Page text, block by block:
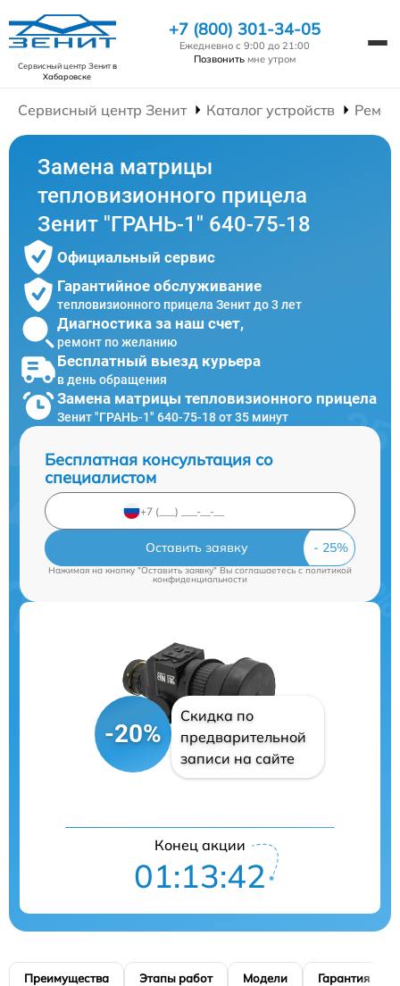
Сервисный центр Зенитв
Хабаровске
+7 (800) 301-34-05
Ежедневно с 9:00 до 21:00
Позвонить мне утром
Сервисный центр Зенит Каталог устройств
Замена матрицы
тепловизионного прицела
Зенит "ГРАНЬ-1" 640-75-18
Официальный сервис
Гарантийное обслуживание
тепловизионного прицела Зенит до 3 лет
Диагностика за наш счет,
ремонт по желанию
Бесплатный выезд курьера
в день обращения
Замена матрицы тепловизионного прицела
Зенит "ГРАНЬ-1" 640-75-18 от 35 минут
Бесплатная консультация со
специалистом
Оставить заявку
Нажимая на кнопку "Оставить заявку" Вы соглашаетесь cполитикой
конфиденциальности
-20%
Скидка по
предварительной
записи на сайте
Конец акции
01:13:41
Преимущества Этапы работ Модели Гарантия